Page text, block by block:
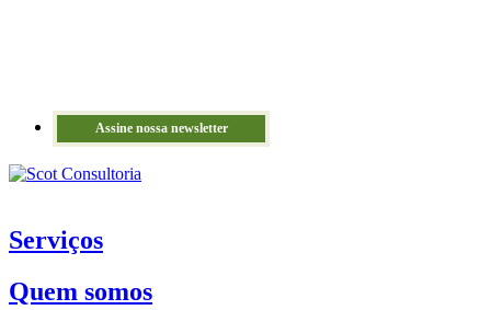
Assine nossa newsletter
Serviços
Quem somos